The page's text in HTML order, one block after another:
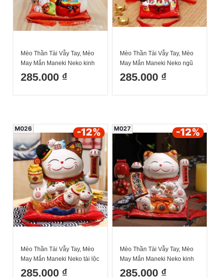
Mèo Thần Tài Vẫy Tay, Mèo
May Mắn Maneki Neko kinh
doanh hưng thịnh 20cm Kèm
Đệm Và Hộp Đẹp
285.000 ₫
Mèo Thần Tài Vẫy Tay, Mèo
May Mắn Maneki Neko ngũ
phúc lâm môn 20cm Kèm
Đệm Và Hộp Đẹp
285.000 ₫
Mèo Thần Tài Vẫy Tay, Mèo
May Mắn Maneki Neko tài lộc
viên mãn 20cm Kèm Đệm Và
285.000 ₫
M026 -12%
Mèo Thần Tài Vẫy Tay, Mèo
May Mắn Maneki Neko kinh
doanh phát lộc 20cm Kèm
285.000 ₫
M027 -12%